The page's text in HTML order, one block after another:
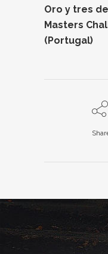
Oro y tres
Masters
(Portugal)